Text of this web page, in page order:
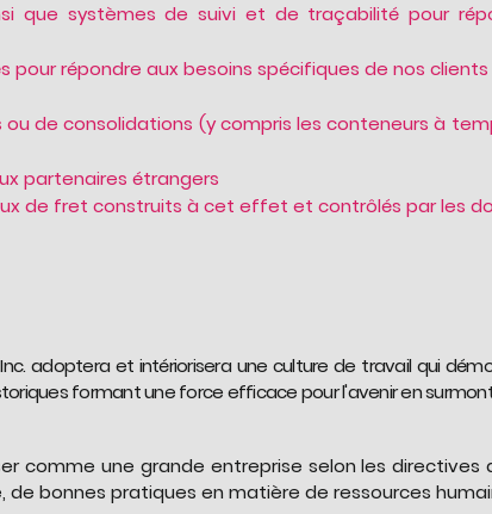
que systèmes de suivi et de traçabilité pour
répondre aux besoins spécifiques de nos clients
de consolidations (y compris les conteneurs à
partenaires étrangers
de fret construits à cet effet et contrôlés par les
adoptera et intériorisera une culture de travail qui
formant une force efficace pour l'avenir en
comme une grande entreprise selon les
de bonnes pratiques en matière de ressources